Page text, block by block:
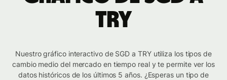
TRY
Nuestro gráfico interactivo de SGD a TRY utiliza los tipos de
cambio medio del mercado en tiempo real y te permite ver los
datos históricos de los últimos 5 años. ¿Esperas un tipo de